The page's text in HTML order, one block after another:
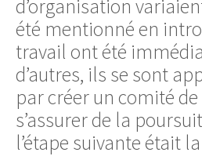
d’organisation
été mentionné en
travail ont été
d’autres, ils se sont
par créer un comité
s’assurer de la
l’étape suivante était